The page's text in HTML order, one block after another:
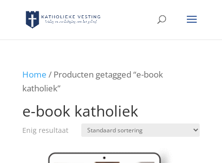
Home / Producten getagged “e-book
katholiek”
e-book katholiek
Enig resultaat